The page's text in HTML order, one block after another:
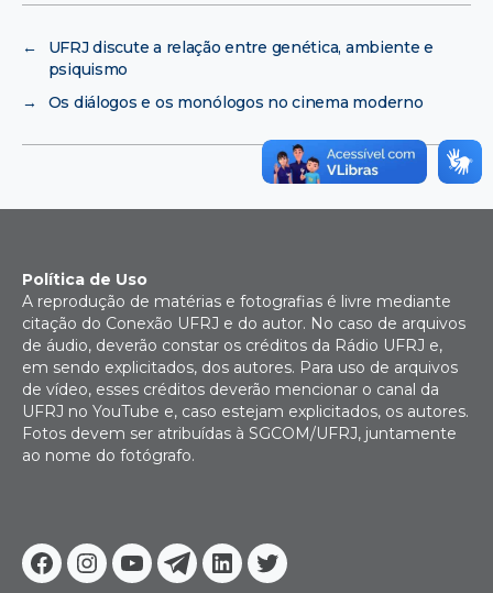
←
UFRJ discute a relação entre genética, ambiente e
psiquismo
→
Os diálogos e os monólogos no cinema moderno
Facebook
Instagram
YoutubeTelegram
Linkedin
Twitter
Política de Uso
A reprodução de matérias e fotografias é livre mediante
citação do Conexão UFRJ e do autor. No caso de arquivos
de áudio, deverão constar os créditos da Rádio UFRJ e,
em sendo explicitados, dos autores. Para uso de arquivos
de vídeo, esses créditos deverão mencionar o canal da
UFRJ no YouTube e, caso estejam explicitados, os autores.
Fotos devem ser atribuídas à SGCOM/UFRJ, juntamente
ao nome do fotógrafo.